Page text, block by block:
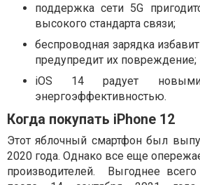
поддержка сети 5G
высокого стандарта связи;
беспроводная зарядка
предупредит их повреждение;
iOS 14 радует
энергоэффективностью.
Когда покупать iPhone 12
Этот яблочный смартфон был
2020 года. Однако все еще
производителей. Выгоднее